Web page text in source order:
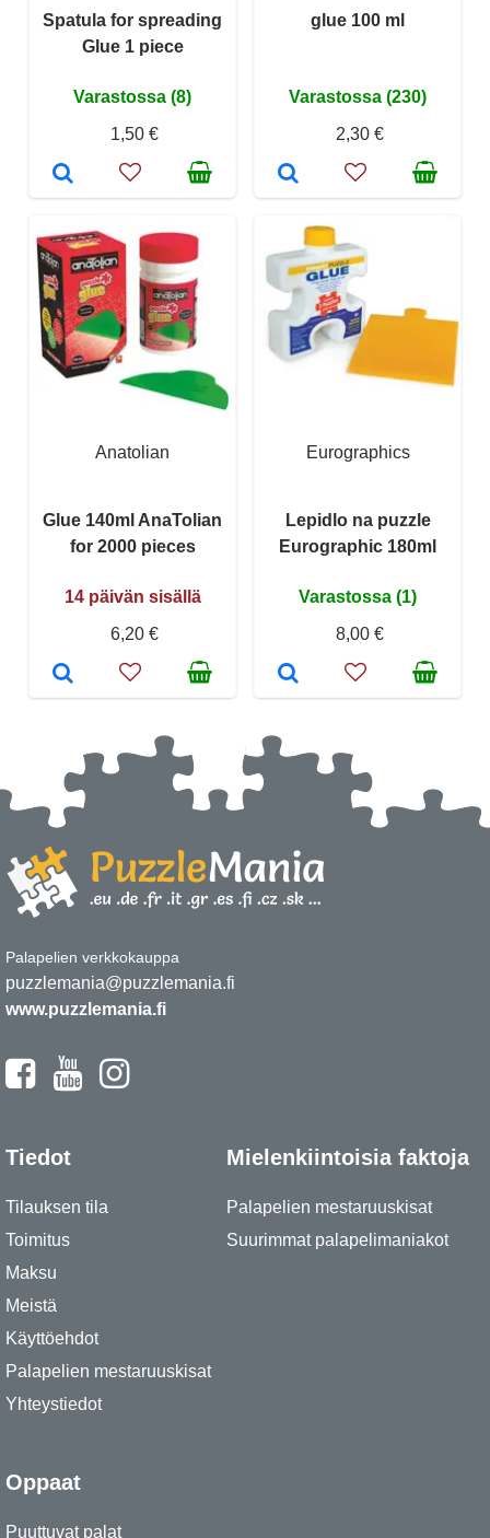
Spatula for spreading
Glue 1 piece
Varastossa (8)
1,50 €
glue 100 ml
Varastossa (230)
2,30 €
Anatolian
Glue 140ml AnaTolian
for 2000 pieces
14 päivän sisällä
6,20 €
Eurographics
Lepidlo na puzzle
Eurographic 180ml
Varastossa (1)
8,00 €
Palapelien verkkokauppa
puzzlemania@puzzlemania.fi
www.puzzlemania.fi
Tiedot
Tilauksen tila
Toimitus
Maksu
Meistä
Käyttöehdot
Palapelien mestaruuskisat
Yhteystiedot
Mielenkiintoisia faktoja
Palapelien mestaruuskisat
Suurimmat palapelimaniakot
Oppaat
Puuttuvat palat